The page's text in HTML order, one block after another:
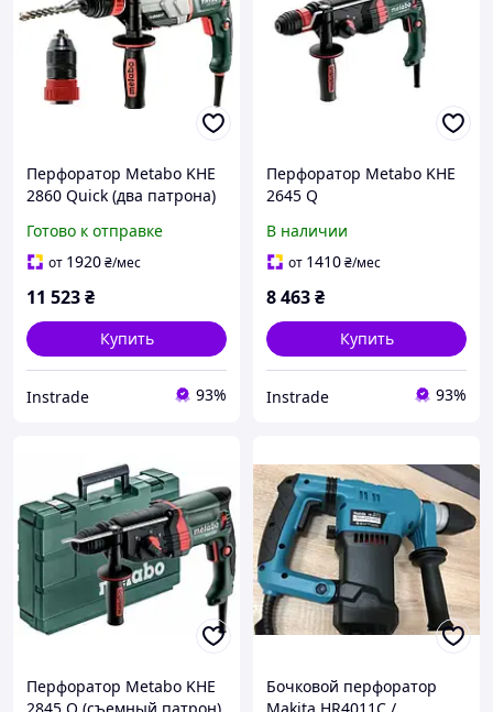
Перфоратор Metabo KHE
2860 Quick (два патрона)
Готово к отправке
от 1920₴/мес
11 523₴
Купить
Instrade 93%
Перфоратор Metabo KHE
2645 Q
В наличии
от 1410₴/мес
8 463₴
Купить
Instrade 93%
Перфоратор Metabo KHE Бочковой перфоратор